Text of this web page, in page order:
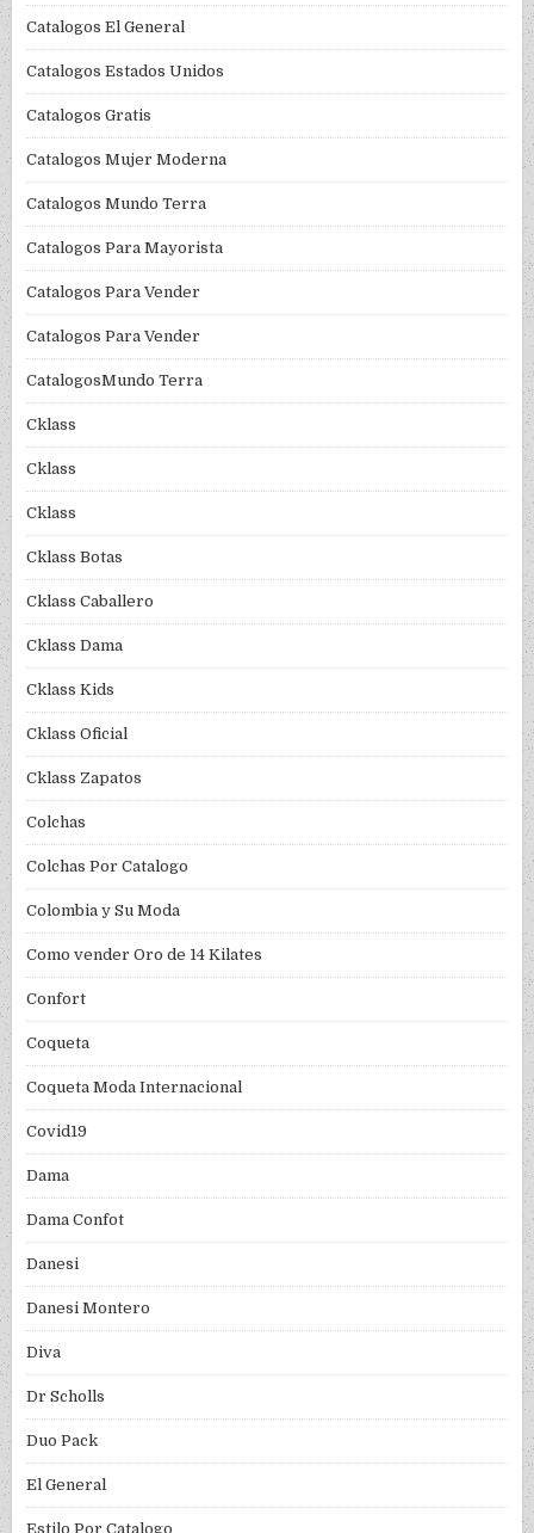
Catalogos El General
Catalogos Estados Unidos
Catalogos Gratis
Catalogos Mujer Moderna
Catalogos Mundo Terra
Catalogos Para Mayorista
Catalogos Para Vender
Catalogos Para Vender
CatalogosMundo Terra
Cklass
Cklass
Cklass
Cklass Botas
Cklass Caballero
Cklass Dama
Cklass Kids
Cklass Oficial
Cklass Zapatos
Colchas
Colchas Por Catalogo
Colombia y Su Moda
Como vender Oro de 14 Kilates
Confort
Coqueta
Coqueta Moda Internacional
Covid19
Dama
Dama Confot
Danesi
Danesi Montero
Diva
Dr Scholls
Duo Pack
El General
Estilo Por Catalogo